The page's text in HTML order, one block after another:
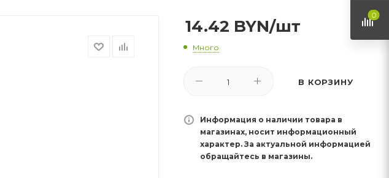
14.42 BYN/шт
Много
В КОРЗИНУ
Информация о наличии товара в
магазинах, носит информационный
характер. За актуальной информацией
обращайтесь в магазины.
0